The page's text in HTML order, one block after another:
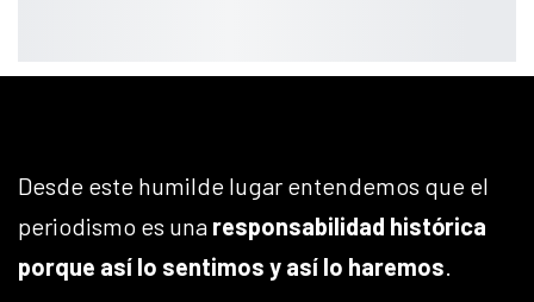
Desde este humilde lugar entendemos que el
periodismo es una responsabilidad histórica
porque así lo sentimos y así lo haremos.